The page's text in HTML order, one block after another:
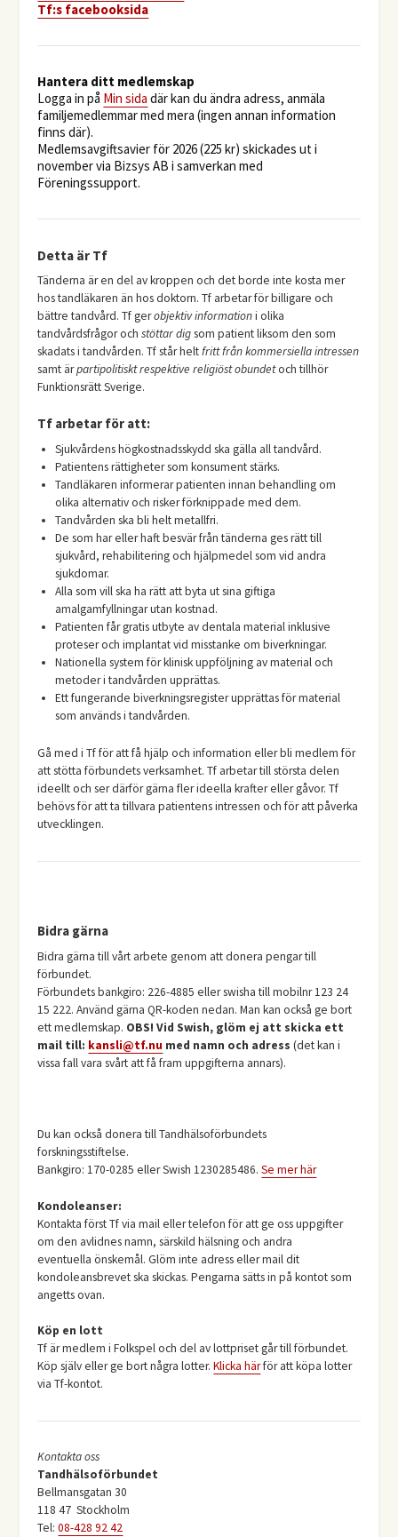
Tf:s facebooksida
Hantera ditt medlemskap
Logga in på Min sida där kan du ändra adress, anmäla
familjemedlemmar med mera (ingen annan information
finns där).
Medlemsavgiftsavier för 2026 (225 kr) skickades ut i
november via Bizsys AB i samverkan med
Föreningssupport.
Detta är Tf
Tänderna är en del av kroppen och det borde inte kosta mer
hos tandläkaren än hos doktorn. Tf arbetar för billigare och
bättre tandvård. Tf gerobjektiv informationi olika
tandvårdsfrågor ochstöttar digsom patient liksom den som
skadats i tandvården. Tf står heltfritt från kommersiella intressen
samt ärpartipolitiskt respektive religiöst obundetoch tillhör
Funktionsrätt Sverige.
Tf arbetar för att:
Sjukvårdens högkostnadsskydd ska gälla all tandvård.
Patientens rättigheter som konsument stärks.
Tandläkaren informerar patienten innan behandling om
olika alternativ och risker förknippade med dem.
Tandvården ska bli helt metallfri.
De som har eller haft besvär från tänderna ges rätt till
sjukvård, rehabilitering och hjälpmedel som vid andra
sjukdomar.
Alla som vill ska ha rätt att byta ut sina giftiga
amalgamfyllningar utan kostnad.
Patienten får gratis utbyte av dentala material inklusive
proteser och implantat vid misstanke om biverkningar.
Nationella system för klinisk uppföljning av material och
metoder i tandvården upprättas.
Ett fungerande biverkningsregister upprättas för material
som används i tandvården.
Gå med i Tf för att få hjälp och information eller bli medlem för
att stötta förbundets verksamhet. Tf arbetar till största delen
ideellt och ser därför gärna fler ideella krafter eller gåvor. Tf
behövs för att ta tillvara patientens intressen och för att påverka
utvecklingen.
Bidra gärna
Bidra gärna till vårt arbete genom att donera pengar till
förbundet.
Förbundets bankgiro: 226-4885 eller swisha till mobilnr 123 24
15 222. Använd gärna QR-koden nedan. Man kan också ge bort
ett medlemskap. OBS! Vid Swish, glöm ej att skicka ett
mail till: kansli@tf.nu med namn och adress (det kan i
vissa fall vara svårt att få fram uppgifterna annars).
Du kan också donera till Tandhälsoförbundets
forskningsstiftelse.
Bankgiro: 170-0285 eller Swish 1230285486.Se mer här
Kondoleanser:
Kontakta först Tf via mail eller telefon för att ge oss uppgifter
om den avlidnes namn, särskild hälsning och andra
eventuella önskemål. Glöm inte adress eller mail dit
kondoleansbrevet ska skickas. Pengarna sätts in på kontot som
angetts ovan.
Köp en lott
Tf är medlem i Folkspel och del av lottpriset går till förbundet.
Köp själv eller ge bort några lotter.Klicka härför att köpa lotter
via Tf-kontot.
Kontakta oss
Tandhälsoförbundet
Bellmansgatan 30
118 47 Stockholm
Tel:08-428 92 42